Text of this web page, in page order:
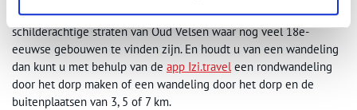
Wij raden u aan om eens rond te lopen in de historische,
schilderachtige straten van Oud Velsen waar nog veel 18e-
eeuwse gebouwen te vinden zijn. En houdt u van een wandeling
dan kunt u met behulp van de app Izi.travel een rondwandeling
door het dorp maken of een wandeling door het dorp en de
buitenplaatsen van 3, 5 of 7 km.